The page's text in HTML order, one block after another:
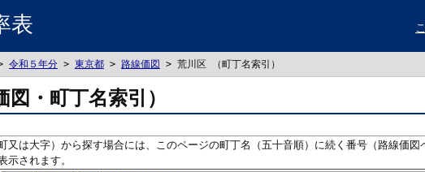
表
令和５年分 > 東京都 > 路線価図 > 荒川区 （町丁名索引）
・町丁名索引）
又は大字）から探す場合には、このページの町丁名（五十音順）に続く番号（路線価
示されます。